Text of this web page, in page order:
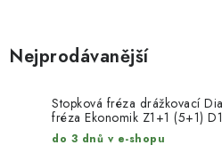
NÁSTROJE PRO OPRACOVÁNÍ
NÁSTROJE PRO ŘEZÁNÍ DŘEVA
Nejprodávanější
Stopková fréza drážkovací
fréza Ekonomik Z1+1 (5+1)
A=20x50 levá
do 3 dnů v e-shopu